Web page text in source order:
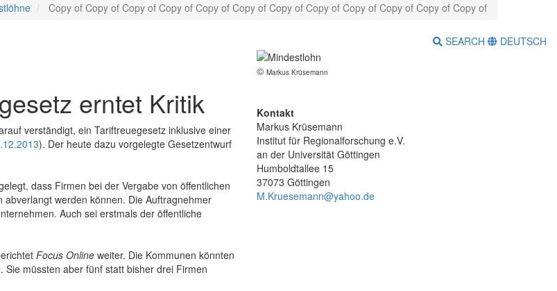
Copy of Copy of Copy of Copy of Copy of Copy of Copy of Copy of Copy of Copy of Copy of Copy of
SEARCH DEUTSCH
erntet Kritik
verständigt, ein Tariftreuegesetz inklusive einer
). Der heute dazu vorgelegte Gesetzentwurf
dass Firmen bei der Vergabe von öffentlichen
werden können. Die Auftragnehmer
Auch sei erstmals der öffentliche
Focus Online weiter. Die Kommunen könnten
müssten aber fünf statt bisher drei Firmen
© Markus Krüsemann
Kontakt
Markus Krüsemann
Institut für Regionalforschung e.V.
an der Universität Göttingen
Humboldtallee 15
37073 Göttingen
M.Kruesemann@yahoo.de